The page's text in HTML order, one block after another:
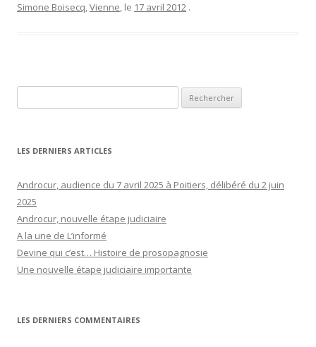
Simone Boisecq,Vienne, le 17 avril 2012 .
LES DERNIERS ARTICLES
Androcur, audience du 7 avril 2025 à Poitiers, délibéré du 2 juin
2025
Androcur, nouvelle étape judiciaire
A la une de L’informé
Devine qui c’est… Histoire de prosopagnosie
Une nouvelle étape judiciaire importante
LES DERNIERS COMMENTAIRES